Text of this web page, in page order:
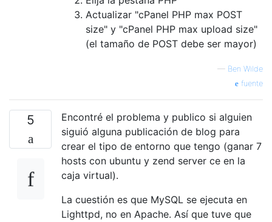
Actualizar "cPanel PHP max POST
size" y "cPanel PHP max upload size"
(el tamaño de POST debe ser mayor)
— Ben Wilde
fuente
5
Encontré el problema y publico si alguien
siguió alguna publicación de blog para
crear el tipo de entorno que tengo (ganar 7
hosts con ubuntu y zend server ce en la
caja virtual).
La cuestión es que MySQL se ejecuta en
Lighttpd, no en Apache. Así que tuve que